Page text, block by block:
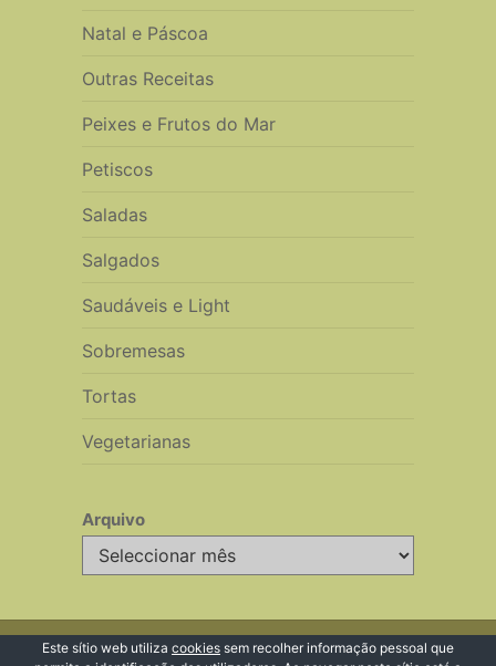
Natal e Páscoa
Outras Receitas
Peixes e Frutos do Mar
Petiscos
Saladas
Salgados
Saudáveis e Light
Sobremesas
Tortas
Vegetarianas
Arquivo
Arquivo
© 2026 Receitas de Cozinha
Este sítio web utiliza cookies sem recolher informação pessoal que